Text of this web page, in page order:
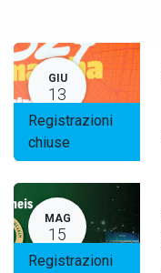
GIU
13
Registrazioni
chiuse
MAG
15
Registrazioni